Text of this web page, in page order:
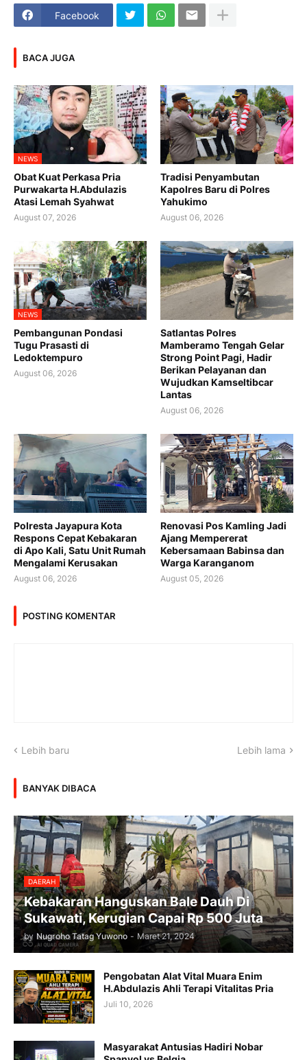
Facebook
BACA JUGA
NEWS
Obat Kuat Perkasa Pria
Purwakarta H.Abdulazis
Atasi Lemah Syahwat
August 07, 2026
Tradisi Penyambutan
Kapolres Baru di Polres
Yahukimo
August 06, 2026
NEWS
Pembangunan Pondasi
Tugu Prasasti di
Ledoktempuro
August 06, 2026
Satlantas Polres
Mamberamo Tengah Gelar
Strong Point Pagi, Hadir
Berikan Pelayanan dan
Wujudkan Kamseltibcar
Lantas
August 06, 2026
Polresta Jayapura Kota
Respons Cepat Kebakaran
di Apo Kali, Satu Unit Rumah
Mengalami Kerusakan
August 06, 2026
Renovasi Pos Kamling Jadi
Ajang Mempererat
Kebersamaan Babinsa dan
Warga Karanganom
August 05, 2026
POSTING KOMENTAR
Lebih baru Lebih lama
BANYAK DIBACA
DAERAH
Kebakaran Hanguskan Bale Dauh Di
Sukawati, Kerugian Capai Rp 500 Juta
by Nugroho Tatag Yuwono - Maret 21, 2024
Pengobatan Alat Vital Muara Enim
H.Abdulazis Ahli Terapi Vitalitas Pria
Juli 10, 2026
Masyarakat Antusias Hadiri Nobar